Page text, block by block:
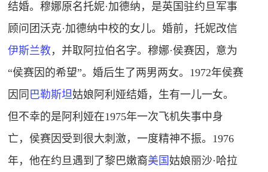
结婚。穆娜原名托妮·加德纳，是英国驻约旦军事
顾问团沃克·加德纳中校的女儿。婚前，托妮改信
伊斯兰教，并取阿拉伯名字。穆娜·侯赛因，意为
“侯赛因的希望”。婚后生了两男两女。1972年侯赛
因同 巴勒斯坦姑娘阿利娅结婚，生有一儿一女。
但不幸的是阿利娅在1975年一次飞机失事中身
亡，侯赛因受到很大刺激，一度精神不振。1976
年，他在约旦遇到了黎巴嫩裔美国姑娘丽沙·哈拉